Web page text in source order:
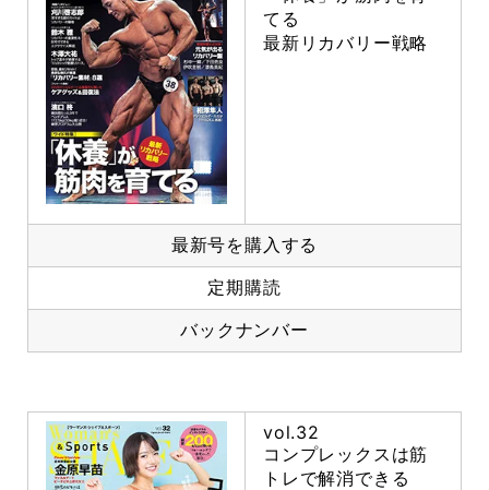
てる
最新リカバリー戦略
最新号を購入する
定期購読
バックナンバー
vol.32
コンプレックスは筋
トレで解消できる